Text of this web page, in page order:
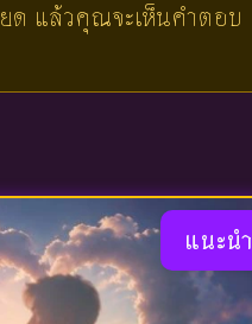
ด แล้วคุณจะเห็นคำตอบ
แนะนำ